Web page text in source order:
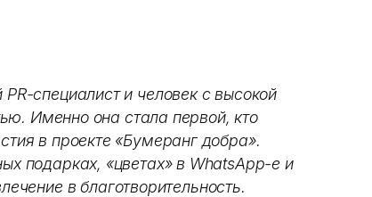
специалист и человек с высокой
Именно она стала первой, кто
в проекте «Бумеранг добра».
подарках, «цветах» в WhatsApp-е и
в благотворительность.